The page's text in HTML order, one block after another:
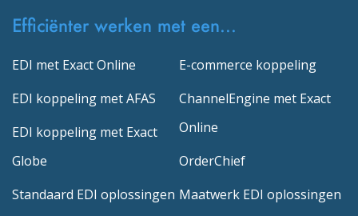
Efficiënter werken met een...
EDI met Exact Online
EDI koppeling met AFAS
EDI koppeling met Exact
Globe
Standaard EDI oplossingen
E-commerce koppeling
ChannelEngine met Exact
Online
OrderChief
Maatwerk EDI oplossingen